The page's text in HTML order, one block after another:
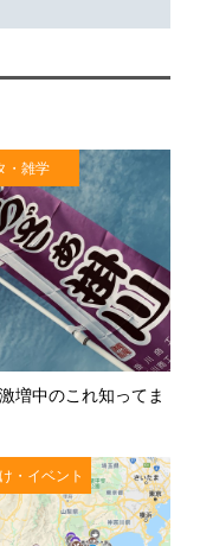
・雑学
増中のこれ知ってま
・イベント